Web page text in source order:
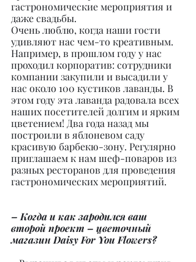
гастрономические мероприятия и
даже свадьбы.
Очень люблю, когда наши гости
удивляют нас чем-то креативным.
Например, в прошлом году у нас
проходил корпоратив: сотрудники
компании закупили и высадили у
нас около 100 кустиков лаванды. В
этом году эта лаванда радовала всех
наших посетителей долгим и ярким
цветением! Два года назад мы
построили в яблоневом саду
красивую барбекю-зону. Регулярно
приглашаем к нам шеф-поваров из
разных ресторанов для проведения
гастрономических мероприятий.
– Когда и как зародился ваш
второй проект – цветочный
магазин Daisy For You Flowers?